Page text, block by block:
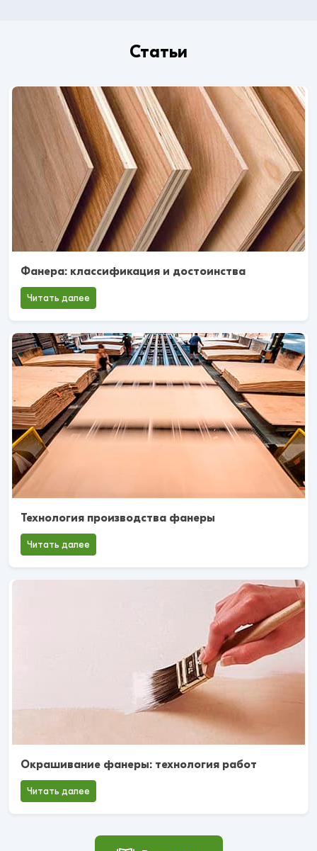
Статьи
Фанера: классификация и достоинства
Читать далее
Технология производства фанеры
Читать далее
Окрашивание фанеры: технология работ
Читать далее